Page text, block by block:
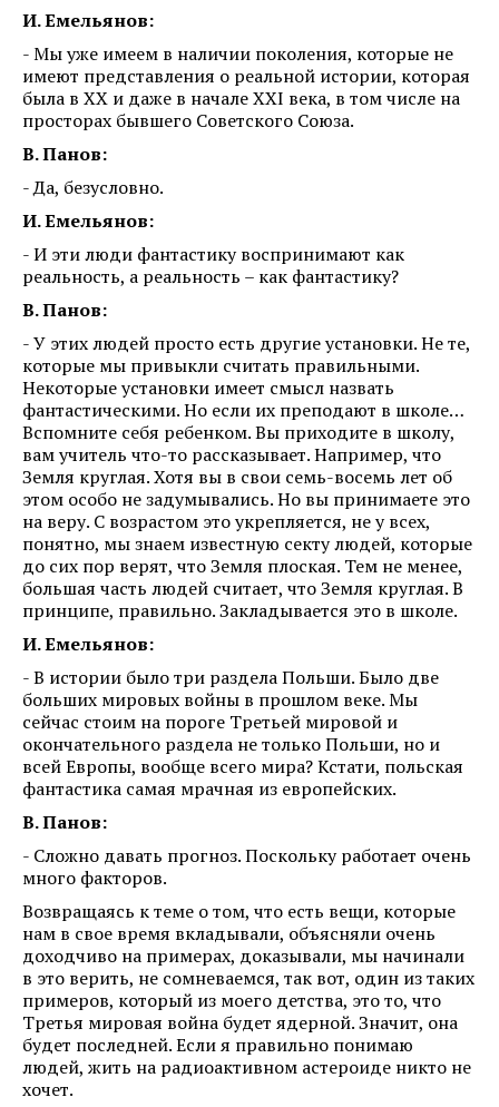
И. Емельянов:
- Мы уже имеем в наличии поколения, которые не
имеют представления о реальной истории, которая
была в ХХ и даже в начале XXI века, в том числе на
просторах бывшего Советского Союза.
В. Панов:
- Да, безусловно.
И. Емельянов:
- И эти люди фантастику воспринимают как
реальность, а реальность – как фантастику?
В. Панов:
- У этих людей просто есть другие установки. Не те,
которые мы привыкли считать правильными.
Некоторые установки имеет смысл назвать
фантастическими. Но если их преподают в школе…
Вспомните себя ребенком. Вы приходите в школу,
вам учитель что-то рассказывает. Например, что
Земля круглая. Хотя вы в свои семь-восемь лет об
этом особо не задумывались. Но вы принимаете это
на веру. С возрастом это укрепляется, не у всех,
понятно, мы знаем известную секту людей, которые
до сих пор верят, что Земля плоская. Тем не менее,
большая часть людей считает, что Земля круглая. В
принципе, правильно. Закладывается это в школе.
И. Емельянов:
- В истории было три раздела Польши. Было две
больших мировых войны в прошлом веке. Мы
сейчас стоим на пороге Третьей мировой и
окончательного раздела не только Польши, но и
всей Европы, вообще всего мира? Кстати, польская
фантастика самая мрачная из европейских.
В. Панов:
- Сложно давать прогноз. Поскольку работает очень
много факторов.
Возвращаясь к теме о том, что есть вещи, которые
нам в свое время вкладывали, объясняли очень
доходчиво на примерах, доказывали, мы начинали
в это верить, не сомневаемся, так вот, один из таких
примеров, который из моего детства, это то, что
Третья мировая война будет ядерной. Значит, она
будет последней. Если я правильно понимаю
людей, жить на радиоактивном астероиде никто не
хочет.